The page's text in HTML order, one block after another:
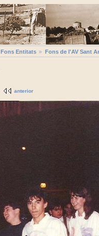
Fons Entitats Fons de l'AV Sant
anterior